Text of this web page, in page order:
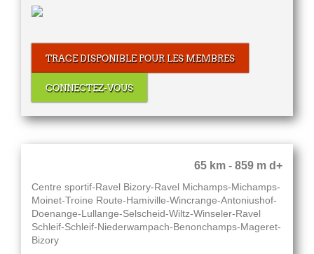
TRACE DISPONIBLE POUR LES MEMBRES
CONNECTEZ-VOUS
65 km - 859 m d+
Centre sportif-Ravel Bizory-Ravel Michamps-Michamps-
Moinet-Troine Route-Hamiville-Wincrange-Antoniushof-
Doenange-Lullange-Selscheid-Wiltz-Winseler-Ravel
Schleif-Schleif-Niederwampach-Benonchamps-Mageret-
Bizory